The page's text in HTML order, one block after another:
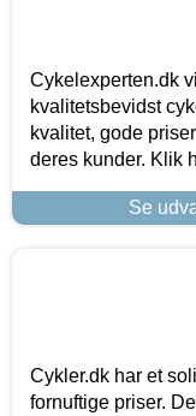
Cykelexperten.dk
kvalitetsbevidst
kvalitet, gode
deres kunder. Klik
Se
Cykler.dk har et
fornuftige priser.